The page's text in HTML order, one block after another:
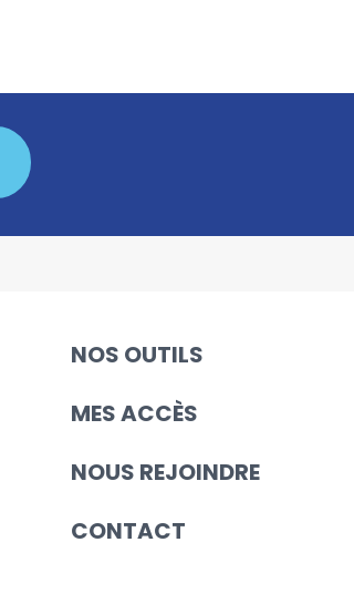
NOS OUTILS
MES ACCÈS
NOUS REJOINDRE
CONTACT